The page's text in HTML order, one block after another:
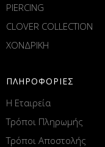
PIERCING
CLOVER COLLECTION
ΧΟΝΔΡΙΚΗ
ΠΛΗΡΟΦΟΡΙΕΣ
Η Εταιρεία
Τρόποι Πληρωμής
Τρόποι Αποστολής